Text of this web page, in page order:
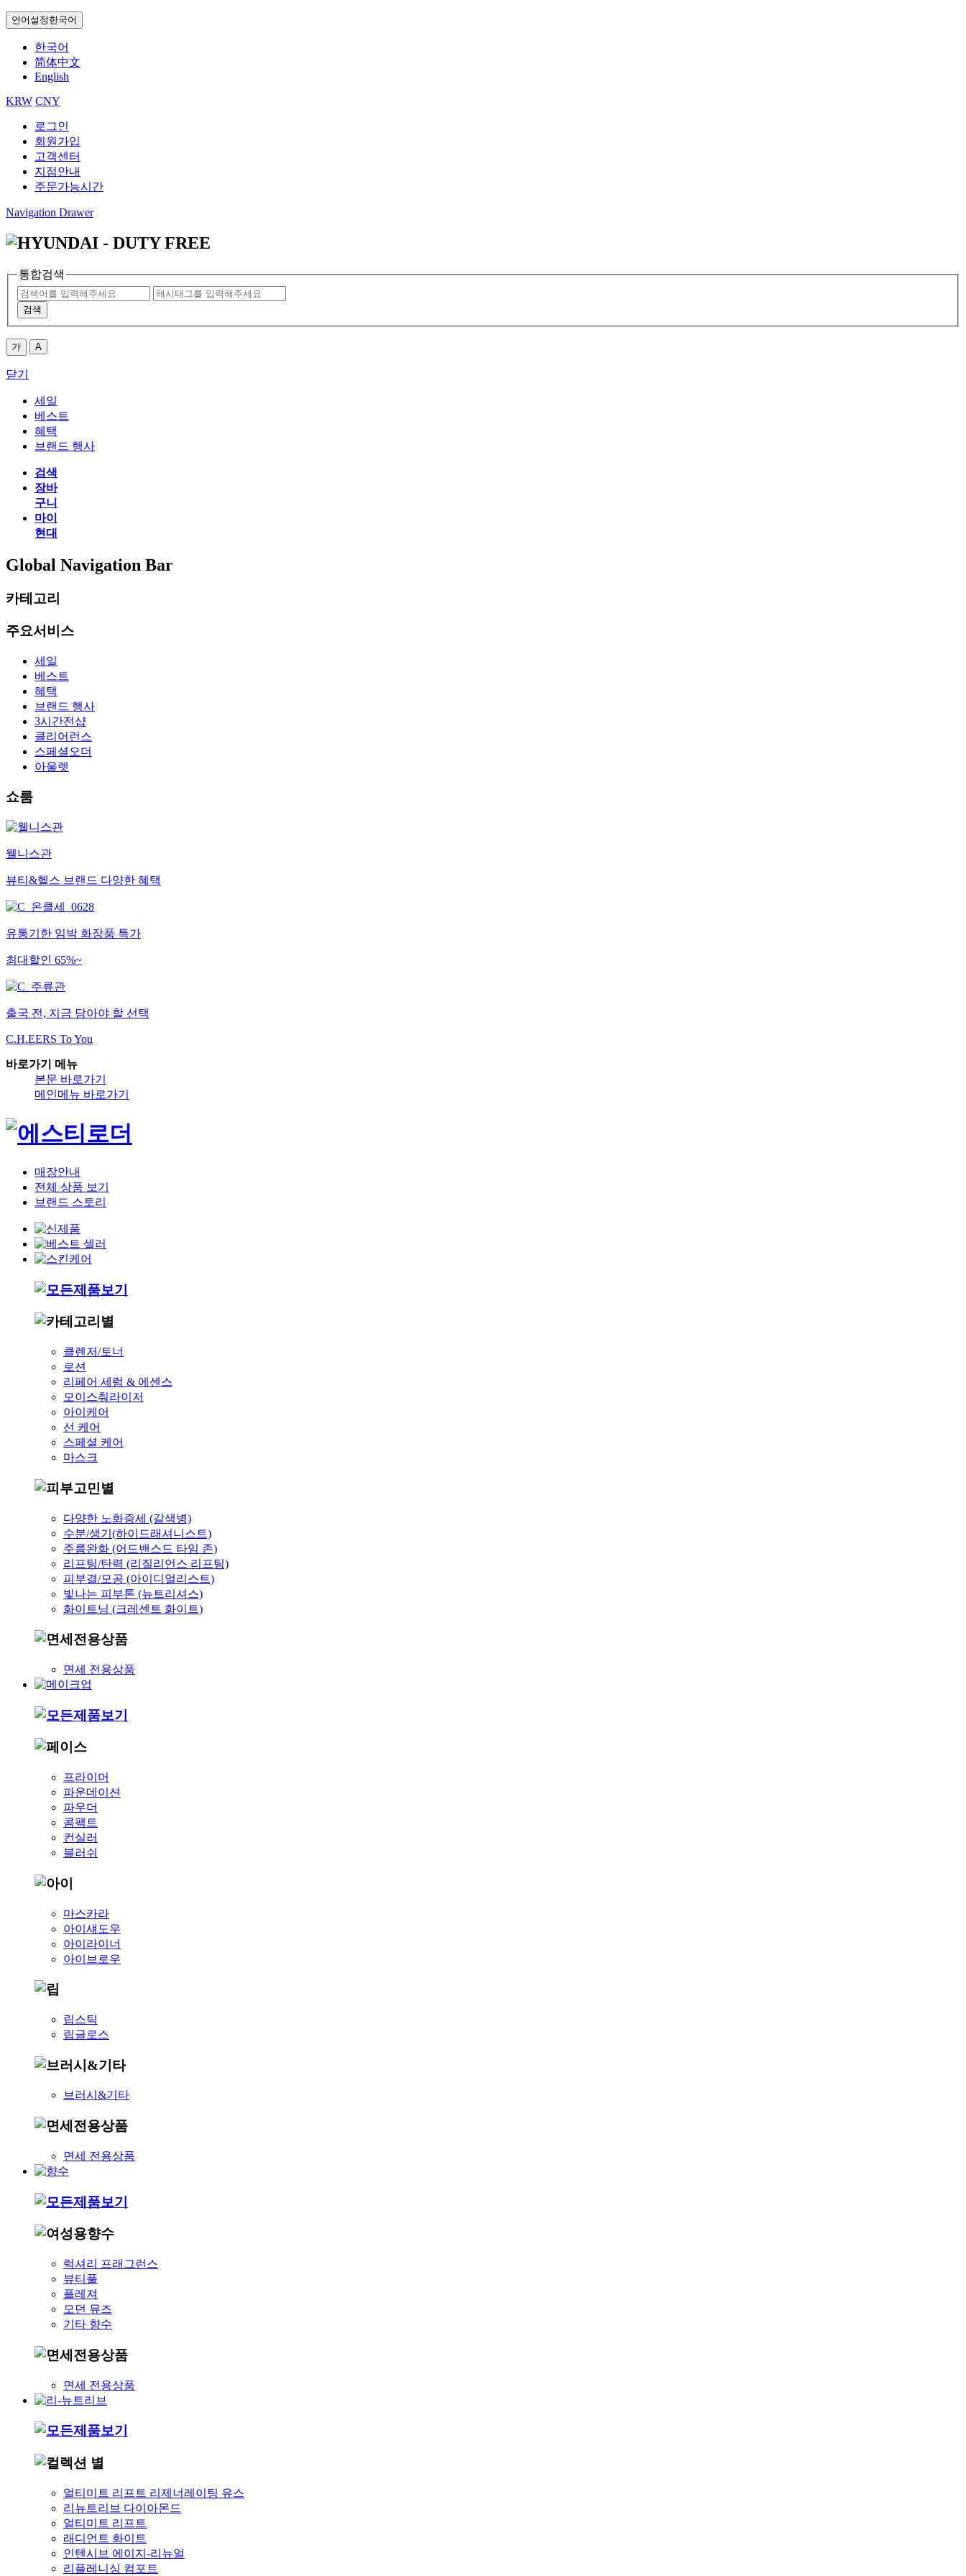
언어설정 한국어
한국어
简体中文
English
KRW CNY
로그인
회원가입
고객센터
지점안내
주문가능시간
Navigation Drawer
통합검색
검색
가 A
닫기
세일
베스트
혜택
브랜드 행사
검색
장바
구니
마이
현대
Global Navigation Bar
카테고리
주요서비스
세일
베스트
혜택
브랜드 행사
3시간전샵
클리어런스
스페셜오더
아울렛
쇼룸
웰니스관
뷰티&헬스 브랜드 다양한 혜택
유통기한 임박 화장품 특가
최대할인 65%~
출국 전, 지금 담아야 할 선택
C.H.EERS To You
바로가기 메뉴
본문 바로가기
메인메뉴 바로가기
매장안내
전체 상품 보기
브랜드 스토리
클렌저/토너
로션
리페어 세럼 & 에센스
모이스춰라이저
아이케어
선 케어
스페셜 케어
마스크
다양한 노화증세 (갈색병)
수분/생기(하이드래셔니스트)
주름완화 (어드밴스드 타임 존)
리프팅/탄력 (리질리언스 리프팅)
피부결/모공 (아이디얼리스트)
빛나는 피부톤 (뉴트리셔스)
화이트닝 (크레센트 화이트)
면세 전용상품
프라이머
파운데이션
파우더
콤팩트
컨실러
블러쉬
마스카라
아이섀도우
아이라이너
아이브로우
립스틱
립글로스
브러시&기타
면세 전용상품
럭셔리 프래그런스
뷰티풀
플레져
모던 뮤즈
기타 향수
면세 전용상품
얼티미트 리프트 리제너레이팅 유스
리뉴트리브 다이아몬드
얼티미트 리프트
래디언트 화이트
인텐시브 에이지-리뉴얼
리플레니싱 컴포트